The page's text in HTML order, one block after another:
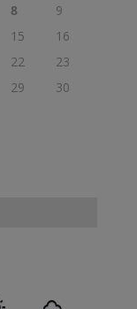
8
9
15
16
22
23
29
30